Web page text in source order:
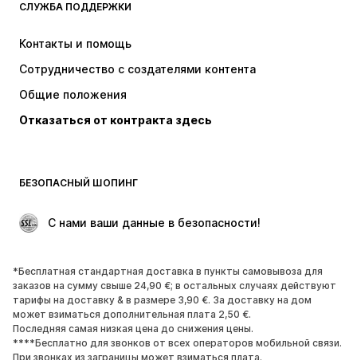
НОВИНКИ
Куртки
Белье
Пальто
Юбки
Поводы
ЭКСКЛЮЗИВ
ОБУВЬ
НОВИНКИ
Модные тенденции
Кроссовки и кеды
Ботинки
Лодочки и туфли на высоких
Сапоги
СЛУЖБА ПОДДЕРЖКИ
Контакты и помощь
Сотрудничество с создателями контента
Общие положения
Отказаться от контракта здесь
БЕЗОПАСНЫЙ ШОПИНГ
С нами ваши данные в безопасности!
*Бесплатная стандартная доставка в пункты самовывоза для
заказов на сумму свыше 24,90 €; в остальных случаях действуют
тарифы на доставку & в размере 3,90 €. За доставку на дом
может взиматься дополнительная плата 2,50 €.
Последняя самая низкая цена до снижения цены.
****Бесплатно для звонков от всех операторов мобильной связи.
При звонках из заграницы может взиматься плата.